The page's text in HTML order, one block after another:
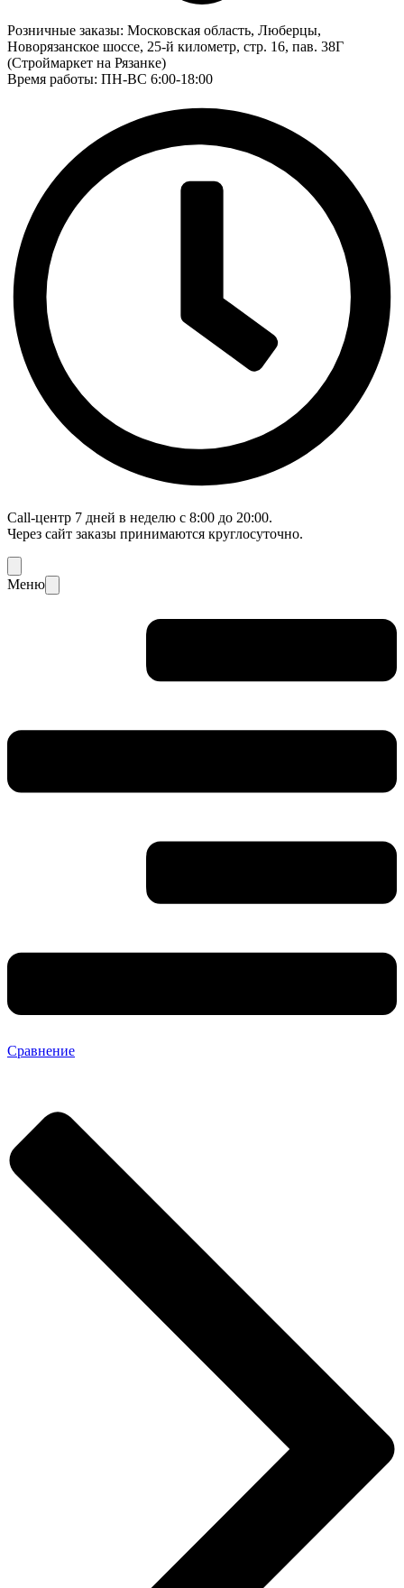
Розничные заказы: Московская область, Люберцы,
Новорязанское шоссе, 25-й километр, стр. 16, пав. 38Г
(Строймаркет на Рязанке)
Время работы: ПН-ВС 6:00-18:00
Call-центр 7 дней в неделю с 8:00 до 20:00.
Через сайт заказы принимаются круглосуточно.
Меню
Сравнение